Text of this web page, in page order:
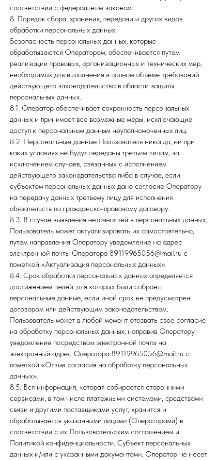
соответствии с федеральным законом.
8. Порядок сбора, хранения, передачи и других видов
обработки персональных данных
Безопасность персональных данных, которые
обрабатываются Оператором, обеспечивается путем
реализации правовых, организационных и технических мер,
необходимых для выполнения в полном объеме требований
действующего законодательства в области защиты
персональных данных.
8.1. Оператор обеспечивает сохранность персональных
данных и принимает все возможные меры, исключающие
доступ к персональным данным неуполномоченных лиц.
8.2. Персональные данные Пользователя никогда, ни при
каких условиях не будут переданы третьим лицам, за
исключением случаев, связанных с исполнением
действующего законодательства либо в случае, если
субъектом персональных данных дано согласие Оператору
на передачу данных третьему лицу для исполнения
обязательств по гражданско-правовому договору.
8.3. В случае выявления неточностей в персональных данных,
Пользователь может актуализировать их самостоятельно,
путем направления Оператору уведомление на адрес
электронной почты Оператора 89119965056@mail.ru с
пометкой «Актуализация персональных данных».
8.4. Срок обработки персональных данных определяется
достижением целей, для которых были собраны
персональные данные, если иной срок не предусмотрен
договором или действующим законодательством.
Пользователь может в любой момент отозвать свое согласие
на обработку персональных данных, направив Оператору
уведомление посредством электронной почты на
электронный адрес Оператора 89119965056@mail.ru с
пометкой «Отзыв согласия на обработку персональных
данных».
8.5. Вся информация, которая собирается сторонними
сервисами, в том числе платежными системами, средствами
связи и другими поставщиками услуг, хранится и
обрабатывается указанными лицами (Операторами) в
соответствии с их Пользовательским соглашением и
Политикой конфиденциальности. Субъект персональных
данных и/или с указанными документами. Оператор не несет